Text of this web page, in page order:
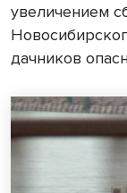
увеличением
дачников